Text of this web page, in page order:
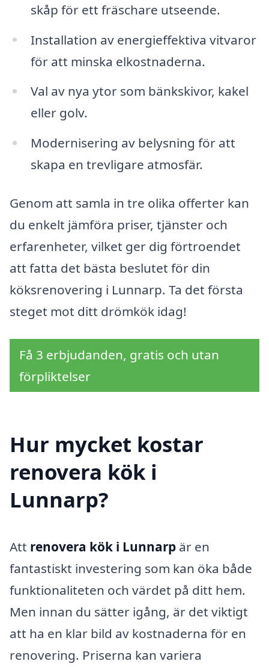
skåp för ett fräschare utseende.
Installation av energieffektiva vitvaror
för att minska elkostnaderna.
Val av nya ytor som bänkskivor, kakel
eller golv.
Modernisering av belysning för att
skapa en trevligare atmosfär.
Genom att samla in tre olika offerter kan
du enkelt jämföra priser, tjänster och
erfarenheter, vilket ger dig förtroendet
att fatta det bästa beslutet för din
köksrenovering i Lunnarp. Ta det första
steget mot ditt drömkök idag!
Få 3 erbjudanden, gratis och utan
förpliktelser
Hur mycket kostar
renovera kök i
Lunnarp?
Att renovera kök i Lunnarp är en
fantastiskt investering som kan öka både
funktionaliteten och värdet på ditt hem.
Men innan du sätter igång, är det viktigt
att ha en klar bild av kostnaderna för en
renovering. Priserna kan variera